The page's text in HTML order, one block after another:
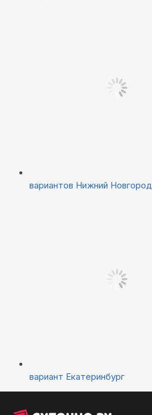
вариантов Нижний Новгород
вариант Екатеринбург